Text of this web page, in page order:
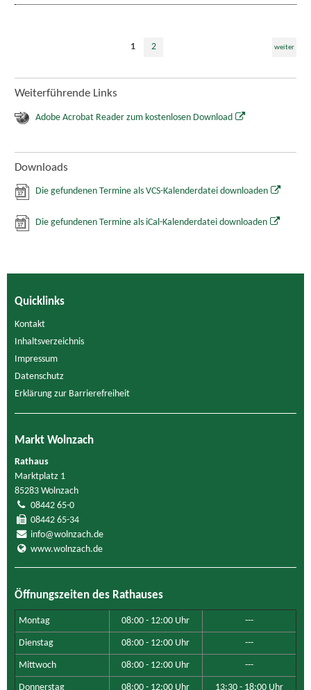
1 2 weiter
Weiterführende Links
Adobe Acrobat Reader zum kostenlosen Download
Downloads
Die gefundenen Termine als VCS-Kalenderdatei downloaden
Die gefundenen Termine als iCal-Kalenderdatei downloaden
Quicklinks
Kontakt
Inhaltsverzeichnis
Impressum
Datenschutz
Erklärung zur Barrierefreiheit
Markt Wolnzach
Rathaus
Marktplatz 1
85283 Wolnzach
08442 65-0
08442 65-34
info@wolnzach.de
www.wolnzach.de
Öffnungszeiten des Rathauses
Montag 08:00 - 12:00 Uhr ---
Dienstag 08:00 - 12:00 Uhr ---
Mittwoch 08:00 - 12:00 Uhr ---
Donnerstag 08:00 - 12:00 Uhr 13:30 - 18:00 Uhr